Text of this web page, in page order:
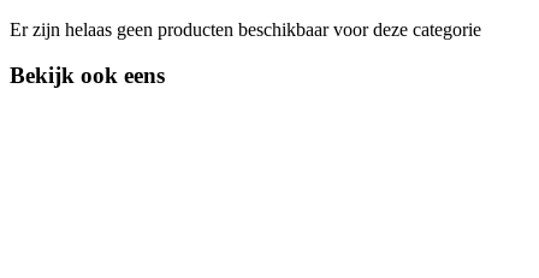
Er zijn helaas geen producten beschikbaar voor deze categorie
Bekijk ook eens